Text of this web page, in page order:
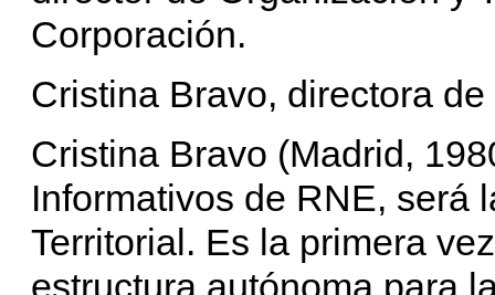
Corporación.
Cristina Bravo, directora
Cristina Bravo (Madrid,
Informativos de RNE, será
Territorial. Es la primera
estructura autónoma para